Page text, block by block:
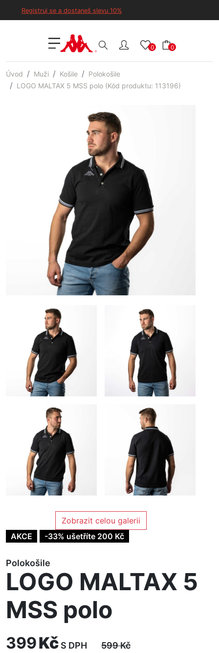
Registruj se a dostaneš slevu 10%
0 0
Úvod Muži Košile
Polokošile
LOGO MALTAX 5 MSS polo (Kód produktu: 113196)
Zobrazit celou galerii
AKCE
-33% ušetříte 200 Kč
Polokošile
LOGO MALTAX 5
MSS polo
399Kč S DPH 599Kč